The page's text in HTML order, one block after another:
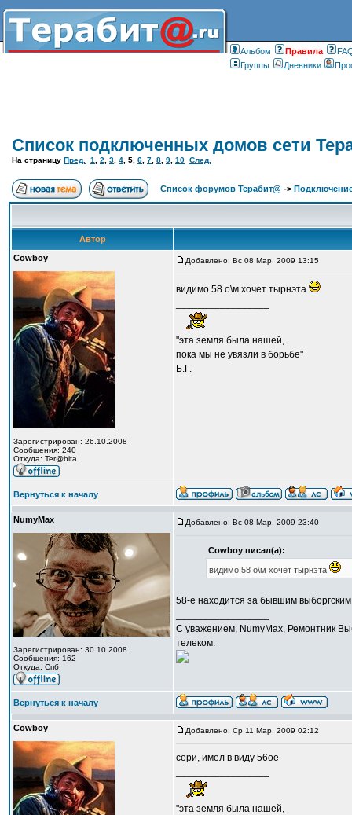
Альбом Правилa
Группы
Дневники
Список подключенных домов сети
На страницу Пред. 1 2 3 4 5 6 7 8 9 10 След.
Список форумов Терабит@ ->
Автор
Cowboy
Зарегистрирован: 26.10.2008
Сообщения: 240
Откуда: Ter@bita
Добавлено: Вс 08 Мар, 2009 13:15
видимо 58 о\м хочет тырнэта
"эта земля была нашей,
пока мы не увязли в борьбе"
Б.Г.
Вернуться к началу
NumyMax
Зарегистрирован: 30.10.2008
Сообщения: 162
Откуда: Спб
Добавлено: Вс 08 Мар, 2009 23:40
Cowboy писал(а):
видимо 58 о\м хочет тырнэта
58-е находится за бывшим
С уважением, NumyMax, Ремонтник
телеком.
Вернуться к началу
Cowboy Добавлено: Ср 11 Мар, 2009 02:12
сори, имел в виду 56ое
"эта земля была нашей,